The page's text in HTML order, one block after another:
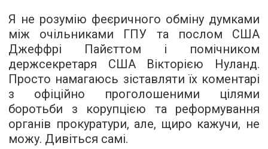
Я не розумію феєричного обміну думками
між очільниками ГПУ та послом США
Джеффрі Пайєттом і помічником
держсекретаря США Вікторією Нуланд.
Просто намагаюсь зіставляти їх коментарі
з офіційно проголошеними цілями
боротьби з корупцією та реформування
органів прокуратури, але, щиро кажучи, не
можу. Дивіться самі.